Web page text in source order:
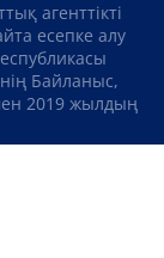
агенттікті
есепке алу
Байланыс,
2019 жылдың